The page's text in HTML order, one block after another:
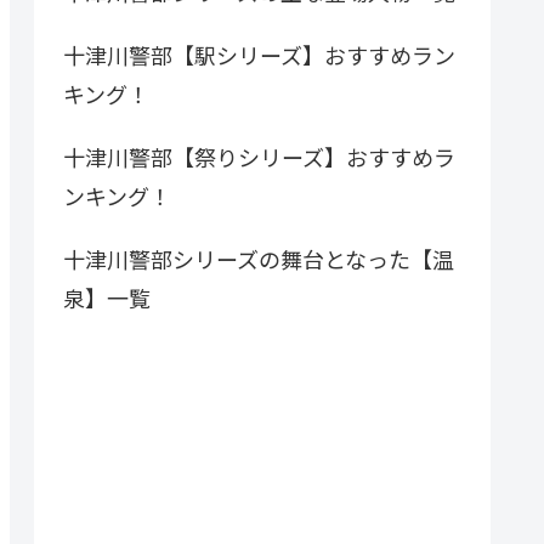
十津川警部【駅シリーズ】おすすめラン
キング！
十津川警部【祭りシリーズ】おすすめラ
ンキング！
十津川警部シリーズの舞台となった【温
泉】一覧